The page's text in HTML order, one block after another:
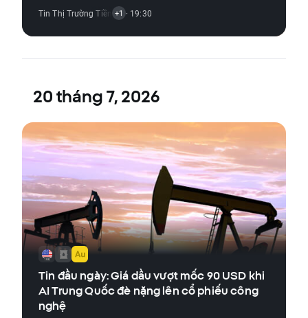
Tin Thị Trường Tiền Điện Tử
+1 · 19:30
20 tháng 7, 2026
Tin đầu ngày: Giá dầu vượt mốc 90 USD khi
AI Trung Quốc đè nặng lên cổ phiếu công
nghệ